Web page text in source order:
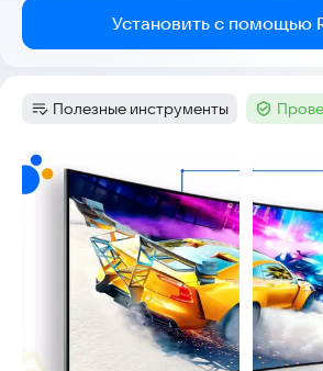
Установить с помощью
Категория:
Полезные инструменты Тег :
Скриншоты